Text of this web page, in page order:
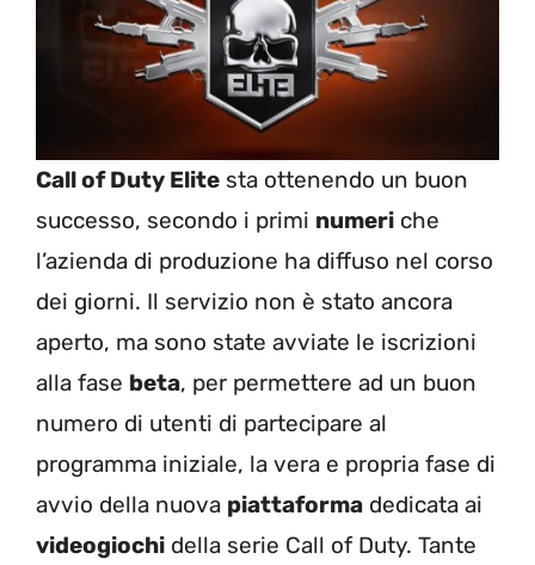
Call of Duty Elite sta ottenendo un buon
successo, secondo i primi numeri che
l’azienda di produzione ha diffuso nel corso
dei giorni. Il servizio non è stato ancora
aperto, ma sono state avviate le iscrizioni
alla fase beta, per permettere ad un buon
numero di utenti di partecipare al
programma iniziale, la vera e propria fase di
avvio della nuova piattaforma dedicata ai
videogiochi della serie Call of Duty. Tante